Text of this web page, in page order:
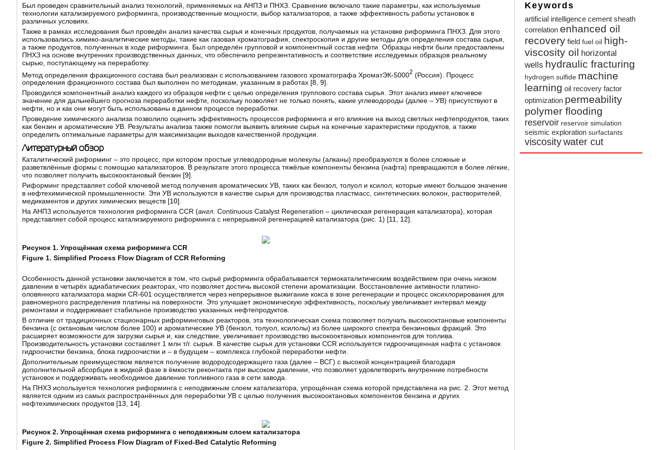
Keywords
artificial intelligence cement sheath
correlation enhanced oil
recovery field fuel oil high-
viscosity oil horizontal
wells hydraulic fracturing
hydrogen sulfide machine
learning oil recovery factor
optimization permeability
polymer flooding
reservoir reservoir simulation
seismic exploration surfactants
viscositywater cut
Был проведен сравнительный анализ технологий, применяемых на АНПЗ и ПНХЗ. Сравнение включало такие параметры, как используемые
технологии катализируемого риформинга, производственные мощности, выбор катализаторов, а также эффективность работы установок в
различных условиях.
Также в рамках исследования был проведён анализ качества сырья и конечных продуктов, получаемых на установке риформинга ПНХЗ. Для этого
использовались химико-аналитические методы, такие как газовая хроматография, спектроскопия и другие методы для определения состава сырья,
а также продуктов, полученных в ходе риформинга. Был определён групповой и компонентный состав нефти. Образцы нефти были предоставлены
ПНХЗ на основе внутренних производственных данных, что обеспечило репрезентативность и соответствие исследуемых образцов реальному
сырью, поступающему на переработку.
Метод определения фракционного состава был реализован с использованием газового хроматографа ХроматЭК-50002 (Россия). Процесс
определения фракционного состава был выполнен по методикам, указанным в работах [8, 9].
Проводился компонентный анализ каждого из образцов нефти с целью определения группового состава сырья. Этот анализ имеет ключевое
значение для дальнейшего прогноза переработки нефти, поскольку позволяет не только понять, какие углеводороды (далее – УВ) присутствуют в
нефти, но и как они могут быть использованы в данном процессе переработки.
Проведение химического анализа позволило оценить эффективность процессов риформинга и его влияние на выход светлых нефтепродуктов, таких
как бензин и ароматические УВ. Результаты анализа также помогли выявить влияние сырья на конечные характеристики продуктов, а также
определить оптимальные параметры для максимизации выходов качественной продукции.
Литературный обзор
Каталитический риформинг – это процесс, при котором простые углеводородные молекулы (алканы) преобразуются в более сложные и
разветвлённые формы с помощью катализаторов. В результате этого процесса тяжёлые компоненты бензина (нафта) превращаются в более лёгкие,
что позволяет получить высокооктановый бензин [9].
Риформинг представляет собой ключевой метод получения ароматических УВ, таких как бензол, толуол и ксилол, которые имеют большое значение
в нефтехимической промышленности. Эти УВ используются в качестве сырья для производства пластмасс, синтетических волокон, растворителей,
медикаментов и других химических веществ [10].
На АНПЗ используется технология риформинга CCR (англ. Continuous Catalyst Regeneration – циклическая регенерация катализатора), которая
представляет собой процесс катализируемого риформинга с непрерывной регенерацией катализатора (рис. 1) [11, 12].
Рисунок 1. Упрощённая схема риформинга CCR
Figure 1. Simplified Process Flow Diagram of CCR Reforming
Особенность данной установки заключается в том, что сырьё риформинга обрабатывается термокаталитическим воздействием при очень низком
давлении в четырёх адиабатических реакторах, что позволяет достичь высокой степени ароматизации. Восстановление активности платино-
оловянного катализатора марки CR-601 осуществляется через непрерывное выжигание кокса в зоне регенерации и процесс оксихлорирования для
равномерного распределения платины на поверхности. Это улучшает экономическую эффективность, поскольку увеличивает интервал между
ремонтами и поддерживает стабильное производство указанных нефтепродуктов.
В отличие от традиционных стационарных риформинговых реакторов, эта технологическая схема позволяет получать высокооктановые компоненты
бензина (с октановым числом более 100) и ароматические УВ (бензол, толуол, ксилолы) из более широкого спектра бензиновых фракций. Это
расширяет возможности для загрузки сырья и, как следствие, увеличивает производство высокооктановых компонентов для топлива.
Производительность установки составляет 1 млн т/г. сырья. В качестве сырья для установки CCR используется гидроочищенная нафта с установок
гидроочистки бензина, блока гидроочистки и – в будущем – комплекса глубокой переработки нефти.
Дополнительным преимуществом является получение водородсодержащего газа (далее – ВСГ) с высокой концентрацией благодаря
дополнительной абсорбции в жидкой фазе в ёмкости реконтакта при высоком давлении, что позволяет удовлетворить внутренние потребности
установок и поддерживать необходимое давление топливного газа в сети завода.
На ПНХЗ используется технология риформинга с неподвижным слоем катализатора, упрощённая схема которой представлена на рис. 2. Этот метод
является одним из самых распространённых для переработки УВ с целью получения высокооктановых компонентов бензина и других
нефтехимических продуктов [13, 14].
Рисунок 2. Упрощённая схема риформинга с неподвижным слоем катализатора
Figure 2. Simplified Process Flow Diagram of Fixed-Bed Catalytic Reforming